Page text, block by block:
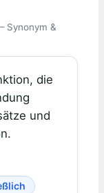
Synonym &
die
und